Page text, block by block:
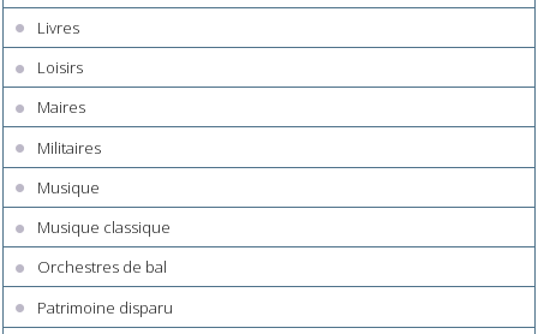
Livres
Loisirs
Maires
Militaires
Musique
Musique classique
Orchestres de bal
Patrimoine disparu